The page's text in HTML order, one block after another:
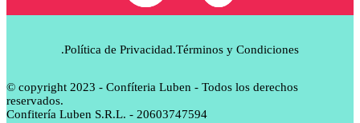
.Política de Privacidad.Términos y Condiciones
© copyright 2023 - Confíteria Luben - Todos los derechos
reservados.
Confitería Luben S.R.L. - 20603747594